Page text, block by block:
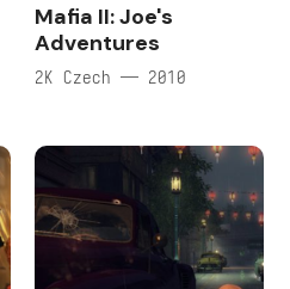
Mafia II: Joe's
Adventures
2K Czech — 2010